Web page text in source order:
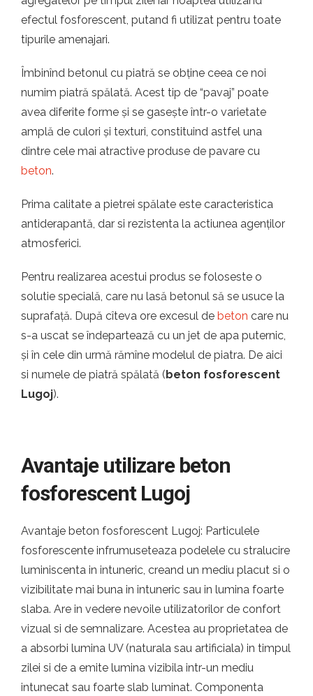
efectul fosforescent, putand fi utilizat pentru toate
tipurile amenajari.
Îmbinînd betonul cu piatră se obține ceea ce noi
numim piatră spălată. Acest tip de “pavaj” poate
avea diferite forme și se gasește într-o varietate
amplă de culori și texturi, constituind astfel una
dintre cele mai atractive produse de pavare cu
beton.
Prima calitate a pietrei spălate este caracteristica
antiderapantă, dar si rezistenta la actiunea agenților
atmosferici.
Pentru realizarea acestui produs se foloseste o
solutie specială, care nu lasă betonul să se usuce la
suprafață. După cîteva ore excesul de beton care nu
s-a uscat se îndepartează cu un jet de apa puternic,
și în cele din urmă rămîne modelul de piatra. De aici
si numele de piatră spălată (beton fosforescent
Lugoj).
Avantaje utilizare beton
fosforescent Lugoj
Avantaje beton fosforescent Lugoj: Particulele
fosforescente infrumuseteaza podelele cu stralucire
luminiscenta in intuneric, creand un mediu placut si o
vizibilitate mai buna in intuneric sau in lumina foarte
slaba. Are in vedere nevoile utilizatorilor de confort
vizual si de semnalizare. Acestea au proprietatea de
a absorbi lumina UV (naturala sau artificiala) in timpul
zilei si de a emite lumina vizibila intr-un mediu
intunecat sau foarte slab luminat. Componenta